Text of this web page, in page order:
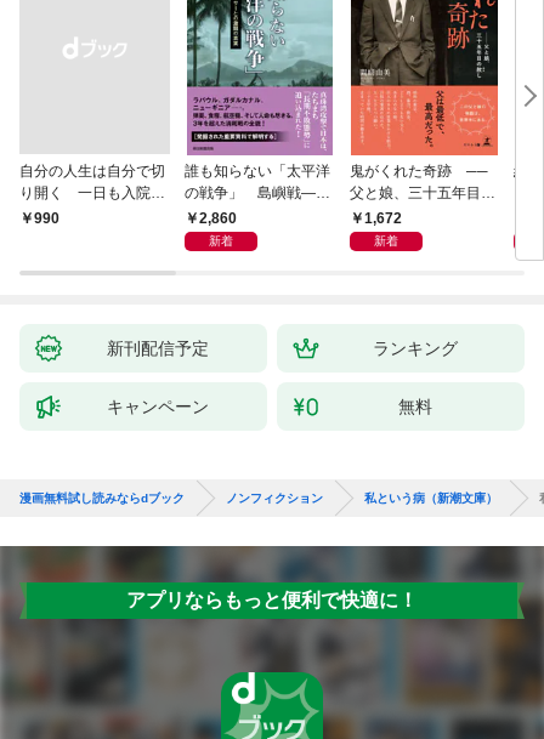
自分の人生は自分で切
り開く 一日も入院せ
ずに逝った乳がん患者
￥990
誰も知らない「太平洋
の戦争」 島嶼戦――
マッカーサーとの激闘
の真実
2,860
新着
鬼がくれた奇跡 ──
父と娘、三十五年目の
赦し1,672
新着
絆
新刊配信予定 ランキング
キャンペーン 無料
漫画無料試し読みならdブック ノンフィクション 私という病（新潮文庫）
アプリならもっと便利で快適に！